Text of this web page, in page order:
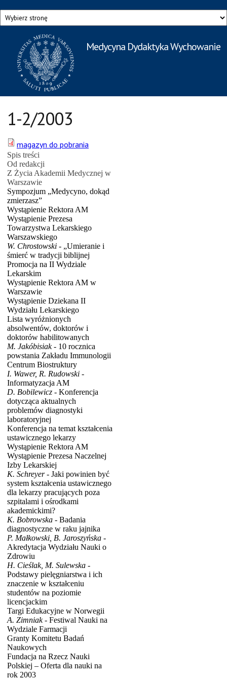
Przejdź do treści
Medycyna Dydaktyka Wychowanie
Rzecznik Prasowy
Warszawskiego Uniwersytetu Medycznego
1-2/2003
magazyn do pobrania
Spis treści
Od redakcji
Z Życia Akademii Medycznej w
Warszawie
Sympozjum „Medycyno, dokąd
zmierzasz”
Wystąpienie Rektora AM
Wystąpienie Prezesa
Towarzystwa Lekarskiego
Warszawskiego
W. Chrostowski - „Umieranie i
śmierć w tradycji biblijnej
Promocja na II Wydziale
Lekarskim
Wystąpienie Rektora AM w
Warszawie
Wystąpienie Dziekana II
Wydziału Lekarskiego
Lista wyróżnionych
absolwentów, doktorów i
doktorów habilitowanych
M. Jakóbisiak - 10 rocznica
powstania Zakładu Immunologii
Centrum Biostruktury
I. Wawer, R. Rudowski -
Informatyzacja AM
D. Bobilewicz - Konferencja
dotycząca aktualnych
problemów diagnostyki
laboratoryjnej
Konferencja na temat kształcenia
ustawicznego lekarzy
Wystąpienie Rektora AM
Wystąpienie Prezesa Naczelnej
Izby Lekarskiej
K. Schreyer - Jaki powinien być
system kształcenia ustawicznego
dla lekarzy pracujących poza
szpitalami i ośrodkami
akademickimi?
K. Bobrowska - Badania
diagnostyczne w raku jajnika
P. Małkowski, B. Jaroszyńska -
Akredytacja Wydziału Nauki o
Zdrowiu
H. Cieślak, M. Sulewska -
Podstawy pielęgniarstwa i ich
znaczenie w kształceniu
studentów na poziomie
licencjackim
Targi Edukacyjne w Norwegii
A. Zimniak - Festiwal Nauki na
Wydziale Farmacji
Granty Komitetu Badań
Naukowych
Fundacja na Rzecz Nauki
Polskiej – Oferta dla nauki na
rok 2003